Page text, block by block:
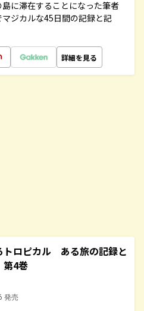
に滞在することになった筆者
ジカルな45日間の記録と記
詳細を見る
トロピカル ある旅の記録と
4巻
発売